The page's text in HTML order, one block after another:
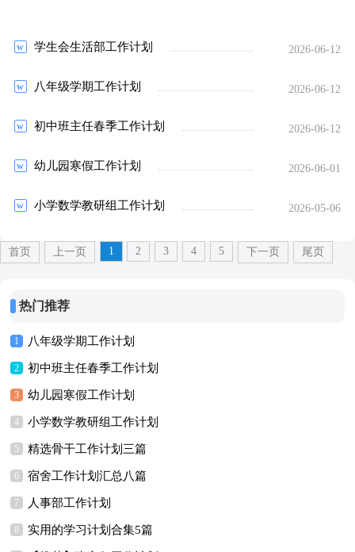
学生会生活部工作计划 2026-06-12
八年级学期工作计划 2026-06-12
初中班主任春季工作计划 2026-06-12
幼儿园寒假工作计划 2026-06-01
小学数学教研组工作计划 2026-05-06
首页 上一页 1 2 3 4 5 下一页 尾页
热门推荐
1 八年级学期工作计划
2 初中班主任春季工作计划
3 幼儿园寒假工作计划
4 小学数学教研组工作计划
5 精选骨干工作计划三篇
6 宿舍工作计划汇总八篇
7 人事部工作计划
8 实用的学习计划合集5篇